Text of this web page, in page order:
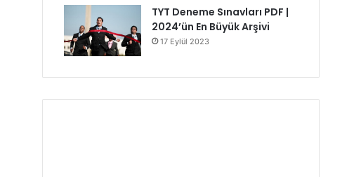
TYT Deneme Sınavları PDF |
2024’ün En Büyük Arşivi
17 Eylül 2023